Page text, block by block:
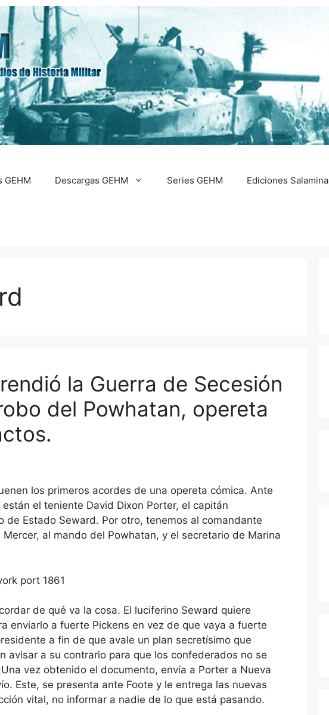
GEHM Descargas GEHM Series GEHM Ediciones Salamina
la Guerra de Secesión
del Powhatan, opereta
los primeros acordes de una opereta cómica. Ante
el teniente David Dixon Porter, el capitán
de Estado Seward. Por otro, tenemos al comandante
al mando del Powhatan, y el secretario de Marina
de qué va la cosa. El luciferino Seward quiere
enviarlo a fuerte Pickens en vez de que vaya a fuerte
a fin de que avale un plan secretísimo que
avisar a su contrario para que los confederados no se
vez obtenido el documento, envía a Porter a Nueva
Este, se presenta ante Foote y le entrega las nuevas
vital, no informar a nadie de lo que está pasando.